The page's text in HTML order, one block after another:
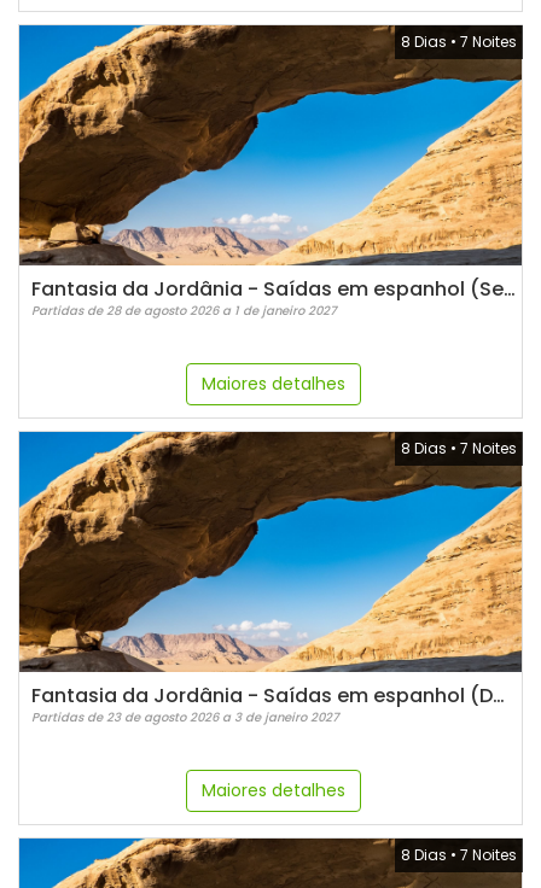
8 Dias • 7 Noites
Fantasia da Jordânia - Saídas em espanhol (Sexta)
Partidas de 28 de agosto 2026 a 1 de janeiro 2027
Maiores detalhes
8 Dias • 7 Noites
Fantasia da Jordânia - Saídas em espanhol (Domingos)
Partidas de 23 de agosto 2026 a 3 de janeiro 2027
Maiores detalhes
8 Dias • 7 Noites